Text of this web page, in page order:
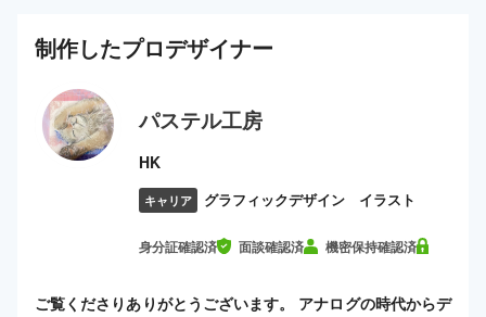
制作したプロデザイナー
パステル工房
HK
キャリア グラフィックデザイン イラスト
身分証確認済 面談確認済 機密保持確認済
ご覧くださりありがとうございます。 アナログの時代からデ